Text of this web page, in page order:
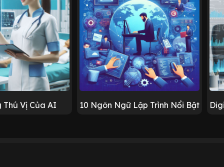
Thú Vị Của AI 10 Ngôn Ngữ Lập Trình Nổi Bật